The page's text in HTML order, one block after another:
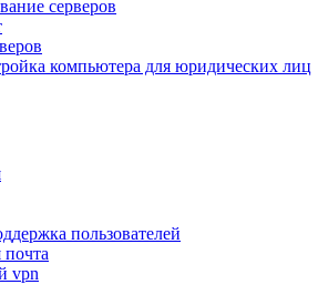
серверов
компьютера для юридических лиц
пользователей
vpn